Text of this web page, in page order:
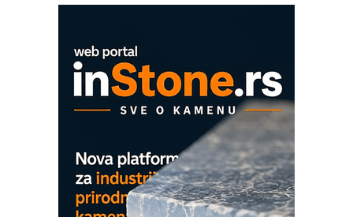
EVOKS Maintenance Management
ROSA i SCHUNK podižu proizvodnju
na viši nivo
Detekcija različitih oblika
MAREX - Lim i mašine za savremena